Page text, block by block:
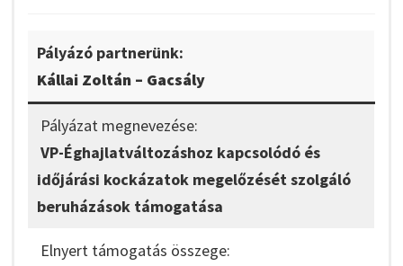
Pályázó partnerünk:
Kállai Zoltán – Gacsály
Pályázat megnevezése:
VP-Éghajlatváltozáshoz kapcsolódó és
időjárási kockázatok megelőzését szolgáló
beruházások támogatása
Elnyert támogatás összege: